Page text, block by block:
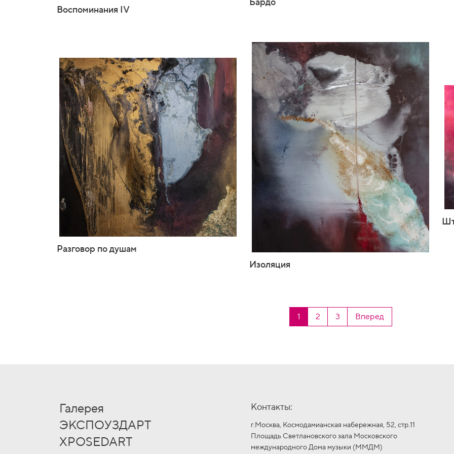
Воспоминания IV
Разговор по душам
Изоляция
1 2 3 Вперед
Галерея
ЭКСПОУЗДАРТ
XPOSEDART
Контакты:
г.Москва, Космодамианская набережная, 52, стр.11
Площадь Светлановского зала Московского
международного Дома музыки (ММДМ)